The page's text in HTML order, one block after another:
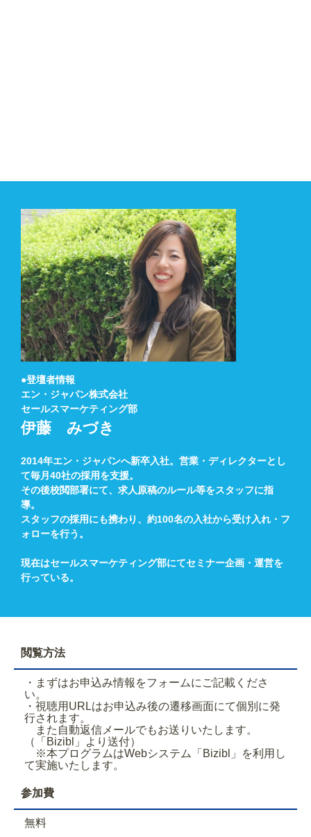
●登壇者情報
エン・ジャパン株式会社
セールスマーケティング部
伊藤 みづき
2014年エン・ジャパンへ新卒入社。営業・ディレクターとし
て毎月40社の採用を支援。
その後校閲部署にて、求人原稿のルール等をスタッフに指
導。
スタッフの採用にも携わり、約100名の入社から受け入れ・フ
ォローを行う。
現在はセールスマーケティング部にてセミナー企画・運営を
行っている。
閲覧方法
・まずはお申込み情報をフォームにご記載くださ
い。
・視聴用URLはお申込み後の遷移画面にて個別に発
行されます。
また自動返信メールでもお送りいたします。
（「Bizibl」より送付）
※本プログラムはWebシステム「Bizibl」を利用し
て実施いたします。
参加費
無料